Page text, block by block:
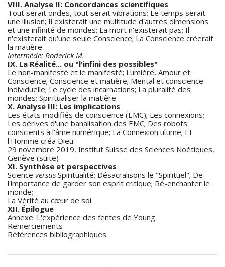
VIII. Analyse II: Concordances scientifiques
Tout serait ondes, tout serait vibrations; Le temps serait
une illusion; Il existerait une multitude d'autres dimensions
et une infinité de mondes; La mort n'existerait pas; Il
n'existerait qu'une seule Conscience; La Conscience créerait
la matière
Intermède: Roderick M.
IX. La Réalité... ou "l'infini des possibles"
Le non-manifesté et le manifesté; Lumière, Amour et
Conscience; Conscience et matière; Mental et conscience
individuelle; Le cycle des incarnations; La pluralité des
mondes; Spiritualiser la matière
X. Analyse III: Les implications
Les états modifiés de conscience (EMC); Les connexions;
Les dérives d'une banalisation des EMC; Des robots
conscients à l'âme numérique; La Connexion ultime; Et
l'Homme créa Dieu
29 novembre 2019, Institut Suisse des Sciences Noétiques,
Genève (suite)
XI. Synthèse et perspectives
Science versus Spiritualité; Désacralisons le "Spirituel"; De
l'importance de garder son esprit critique; Ré-enchanter le
monde;
La Vérité au cœur de soi
XII. Épilogue
Annexe: L'expérience des fentes de Young
Remerciements
Références bibliographiques